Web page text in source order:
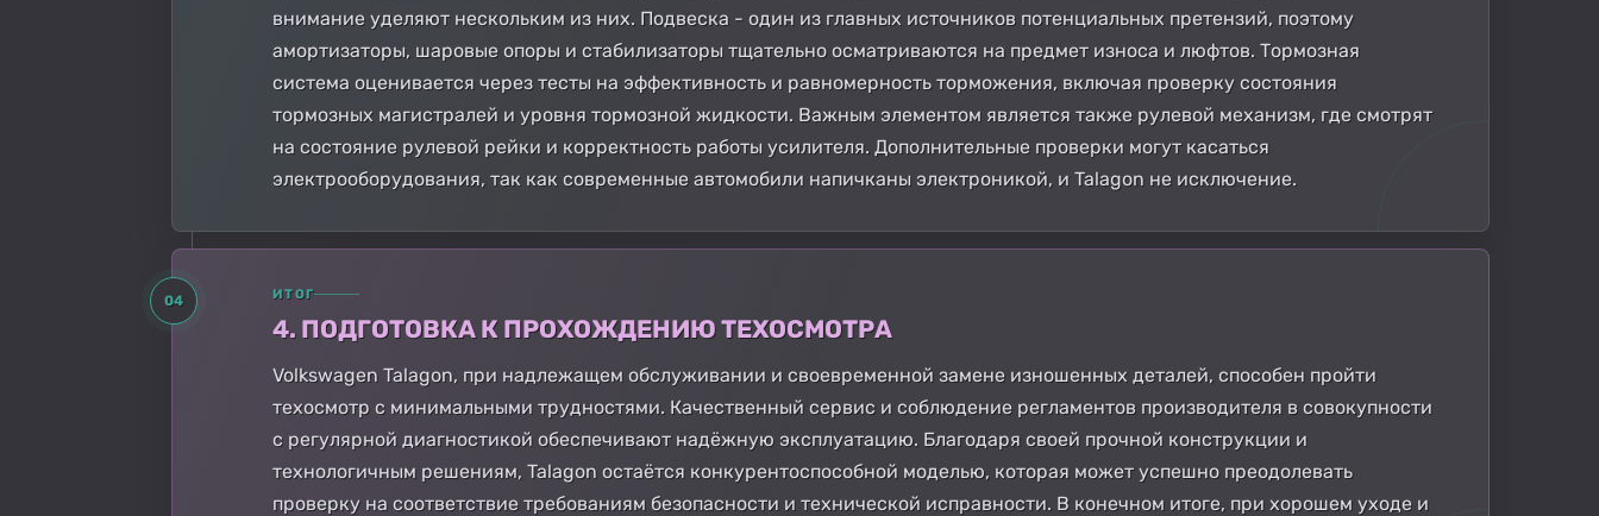
внимание уделяют нескольким из них. Подвеска - один из главных источников потенциальных претензий, поэтому
амортизаторы, шаровые опоры и стабилизаторы тщательно осматриваются на предмет износа и люфтов. Тормозная
система оценивается через тесты на эффективность и равномерность торможения, включая проверку состояния
тормозных магистралей и уровня тормозной жидкости. Важным элементом является также рулевой механизм, где смотрят
на состояние рулевой рейки и корректность работы усилителя. Дополнительные проверки могут касаться
электрооборудования, так как современные автомобили напичканы электроникой, и Talagon не исключение.
04 ИТОГ
4. ПОДГОТОВКА К ПРОХОЖДЕНИЮ ТЕХОСМОТРА
Volkswagen Talagon, при надлежащем обслуживании и своевременной замене изношенных деталей, способен пройти
техосмотр с минимальными трудностями. Качественный сервис и соблюдение регламентов производителя в совокупности
с регулярной диагностикой обеспечивают надёжную эксплуатацию. Благодаря своей прочной конструкции и
технологичным решениям, Talagon остаётся конкурентоспособной моделью, которая может успешно преодолевать
проверку на соответствие требованиям безопасности и технической исправности. В конечном итоге, при хорошем уходе и